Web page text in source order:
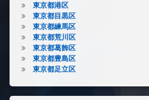
東京都港区
東京都目黒区
東京都練馬区
東京都荒川区
東京都葛飾区
東京都豊島区
東京都足立区